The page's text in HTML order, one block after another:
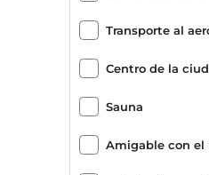
Centro de la
Sauna